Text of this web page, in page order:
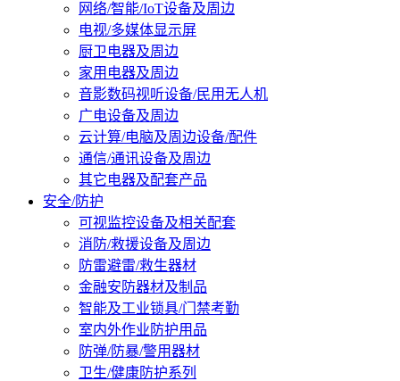
网络/智能/IoT设备及周边
电视/多媒体显示屏
厨卫电器及周边
家用电器及周边
音影数码视听设备/民用无人机
广电设备及周边
云计算/电脑及周边设备/配件
通信/通讯设备及周边
其它电器及配套产品
安全/防护
可视监控设备及相关配套
消防/救援设备及周边
防雷避雷/救生器材
金融安防器材及制品
智能及工业锁具/门禁考勤
室内外作业防护用品
防弹/防暴/警用器材
卫生/健康防护系列